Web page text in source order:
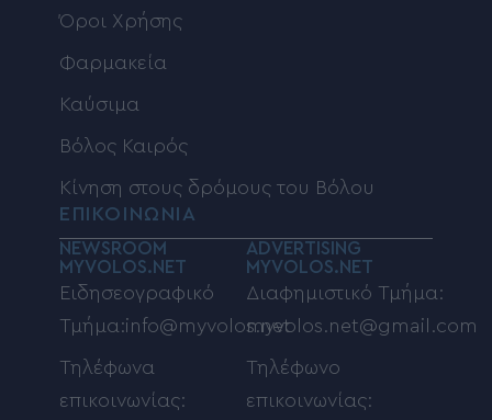
Όροι Χρήσης
Φαρμακεία
Καύσιμα
Βόλος Καιρός
Κίνηση στους δρόμους του Βόλου
ΕΠΙΚΟΙΝΩΝΙΑ
NEWSROOM
MYVOLOS.NET
Ειδησεογραφικό
Τμήμα:info@myvolos.net
Τηλέφωνα
επικοινωνίας:
ADVERTISING
MYVOLOS.NET
Διαφημιστικό Τμήμα:
myvolos.net@gmail.com
Τηλέφωνο
επικοινωνίας: